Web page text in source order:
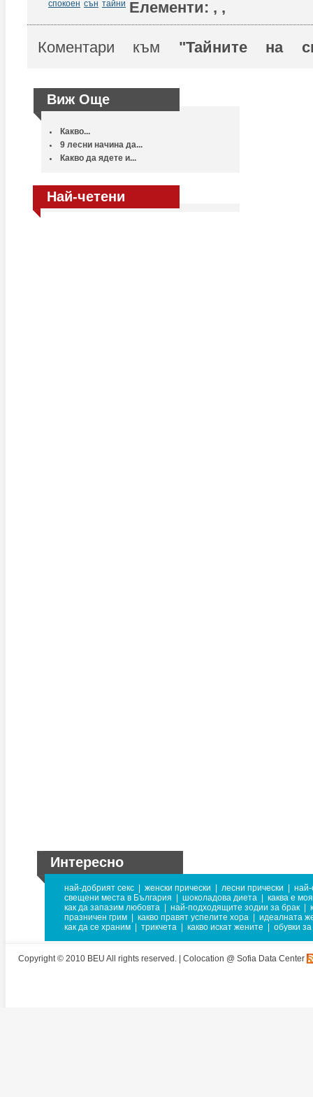
Елементи:
спокоен ,
сън ,
тайни
Коментари към "Тайните на
Виж Още
Какво...
9 лесни начина да...
Какво да ядете и...
Най-четени
Интересно
най-добрият секс женски прически лесни прически
свещени места в България
шоколадова диета
каква е
как да запазим любовта
най-подходящите зодии за брак
празничен грим
какво правят успелите хора
идеалната
как да се храним
трикчета какво искат жените обувки
Copyright © 2010 BEU All rights reserved. | Colocation @ Sofia Data Center